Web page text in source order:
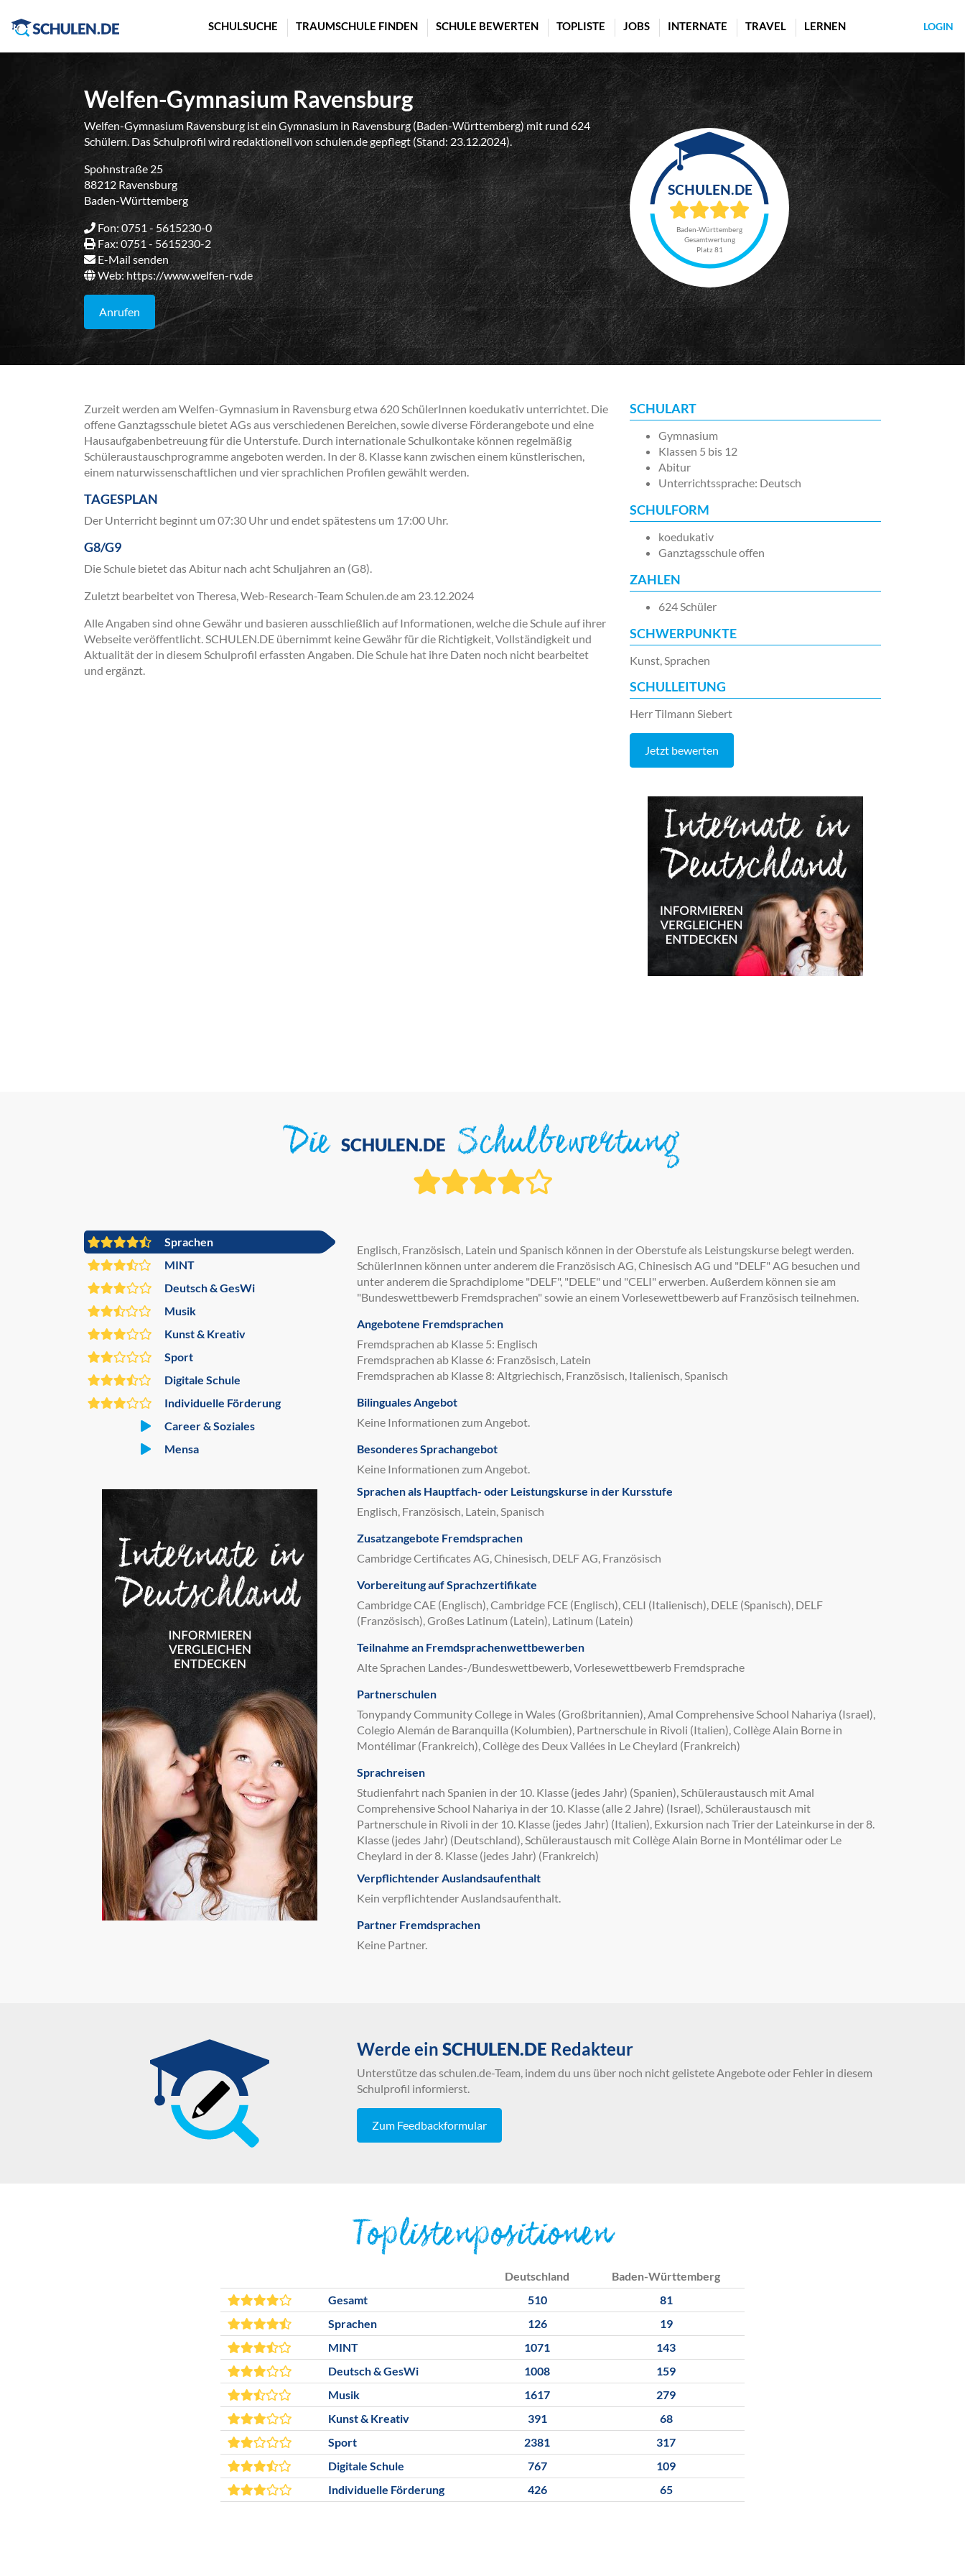
SCHULSUCHE TRAUMSCHULE FINDEN SCHULE BEWERTEN TOPLISTE JOBS INTERNATE TRAVEL LERNEN LOGIN
Welfen-Gymnasium Ravensburg
Welfen-Gymnasium Ravensburg ist ein Gymnasium in Ravensburg (Baden-Württemberg) mit rund 624
Schülern. Das Schulprofil wird redaktionell von schulen.de gepflegt (Stand: 23.12.2024).
Spohnstraße 25
88212 Ravensburg
Baden-Württemberg
Fon: 0751 - 5615230-0
Fax: 0751 - 5615230-2
E-Mail senden
Web:https://www.welfen-rv.de
Anrufen
Baden-Württemberg
Gesamtwertung
Platz 81
Zurzeit werden am Welfen-Gymnasium in Ravensburg etwa 620 SchülerInnen koedukativ unterrichtet. Die
offene Ganztagsschule bietet AGs aus verschiedenen Bereichen, sowie diverse Förderangebote und eine
Hausaufgabenbetreuung für die Unterstufe. Durch internationale Schulkontake können regelmäßig
Schüleraustauschprogramme angeboten werden. In der 8. Klasse kann zwischen einem künstlerischen,
einem naturwissenschaftlichen und vier sprachlichen Profilen gewählt werden.
TAGESPLAN
Der Unterricht beginnt um 07:30 Uhr und endet spätestens um 17:00 Uhr.
G8/G9
Die Schule bietet das Abitur nach acht Schuljahren an (G8).
Zuletzt bearbeitet von Theresa, Web-Research-Team Schulen.de am 23.12.2024
Alle Angaben sind ohne Gewähr und basieren ausschließlich auf Informationen, welche die Schule auf ihrer
Webseite veröffentlicht. SCHULEN.DE übernimmt keine Gewähr für die Richtigkeit, Vollständigkeit und
Aktualität der in diesem Schulprofil erfassten Angaben. Die Schule hat ihre Daten noch nicht bearbeitet
und ergänzt.
SCHULART
Gymnasium
Klassen 5 bis 12
Abitur
Unterrichtssprache: Deutsch
SCHULFORM
koedukativ
Ganztagsschule offen
ZAHLEN
624 Schüler
SCHWERPUNKTE
Kunst, Sprachen
SCHULLEITUNG
Herr Tilmann Siebert
Jetzt bewerten
Die SCHULEN.DE Schulbewertung
Sprachen
MINT
Deutsch & GesWi
Musik
Kunst & Kreativ
Sport
Digitale Schule
Individuelle Förderung
Career & Soziales
Mensa
Englisch, Französisch, Latein und Spanisch können in der Oberstufe als Leistungskurse belegt werden.
SchülerInnen können unter anderem die Französisch AG, Chinesisch AG und "DELF" AG besuchen und
unter anderem die Sprachdiplome "DELF", "DELE" und "CELI" erwerben. Außerdem können sie am
"Bundeswettbewerb Fremdsprachen" sowie an einem Vorlesewettbewerb auf Französisch teilnehmen.
Angebotene Fremdsprachen
Fremdsprachen ab Klasse 5: Englisch
Fremdsprachen ab Klasse 6: Französisch, Latein
Fremdsprachen ab Klasse 8: Altgriechisch, Französisch, Italienisch, Spanisch
Bilinguales Angebot
Keine Informationen zum Angebot.
Besonderes Sprachangebot
Keine Informationen zum Angebot.
Sprachen als Hauptfach- oder Leistungskurse in der Kursstufe
Englisch, Französisch, Latein, Spanisch
Zusatzangebote Fremdsprachen
Cambridge Certificates AG, Chinesisch, DELF AG, Französisch
Vorbereitung auf Sprachzertifikate
Cambridge CAE (Englisch), Cambridge FCE (Englisch), CELI (Italienisch), DELE (Spanisch), DELF
(Französisch), Großes Latinum (Latein), Latinum (Latein)
Teilnahme an Fremdsprachenwettbewerben
Alte Sprachen Landes-/Bundeswettbewerb, Vorlesewettbewerb Fremdsprache
Partnerschulen
Tonypandy Community College in Wales (Großbritannien), Amal Comprehensive School Nahariya (Israel),
Colegio Alemán de Baranquilla (Kolumbien), Partnerschule in Rivoli (Italien), Collège Alain Borne in
Montélimar (Frankreich), Collège des Deux Vallées in Le Cheylard (Frankreich)
Sprachreisen
Studienfahrt nach Spanien in der 10. Klasse (jedes Jahr) (Spanien), Schüleraustausch mit Amal
Comprehensive School Nahariya in der 10. Klasse (alle 2 Jahre) (Israel), Schüleraustausch mit
Partnerschule in Rivoli in der 10. Klasse (jedes Jahr) (Italien), Exkursion nach Trier der Lateinkurse in der 8.
Klasse (jedes Jahr) (Deutschland), Schüleraustausch mit Collège Alain Borne in Montélimar oder Le
Cheylard in der 8. Klasse (jedes Jahr) (Frankreich)
Verpflichtender Auslandsaufenthalt
Kein verpflichtender Auslandsaufenthalt.
Partner Fremdsprachen
Keine Partner.
Werde ein SCHULEN.DE Redakteur
Unterstütze das schulen.de-Team, indem du uns über noch nicht gelistete Angebote oder Fehler in diesem
Schulprofil informierst.
Zum Feedbackformular
Toplistenpositionen
Deutschland
Baden-Württemberg
Gesamt
510
81
Sprachen
126
19
MINT
1071
143
Deutsch & GesWi
1008
159
Musik
1617
279
Kunst & Kreativ
391
68
Sport
2381
317
Digitale Schule
767
109
Individuelle Förderung
426 65